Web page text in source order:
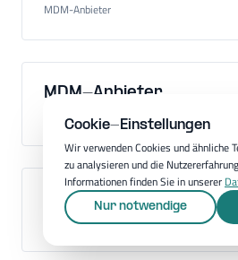
MDM-Anbieter
MDM-Anbieter
Hersteller einer MDM-Software
MDM-Software
Software für Mobilgeräteverwaltung
Cookie-Einstellungen
Wir verwenden Cookies und ähnliche
zu analysieren und die
Informationen finden Sie in unserer
Nur notwendige